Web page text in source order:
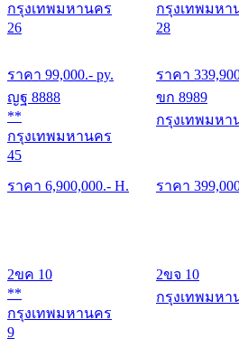
กรุงเทพมหานคร
26
ราคา 99,000.- py.
กรุงเทพมหา
28
ราคา
ญฐ 8888
**
กรุงเทพมหานคร
45
ราคา 6,900,000.- H.
ขก 8989
กรุงเทพมหา
ราคา
2ขค 10
**
กรุงเทพมหานคร
9
2ขจ 10
กรุงเทพมหา